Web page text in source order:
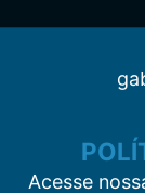
Acesse